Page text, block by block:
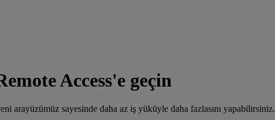
Access'e geçin
arayüzümüz sayesinde daha az iş yüküyle daha fazlasını yapabilirsiniz.